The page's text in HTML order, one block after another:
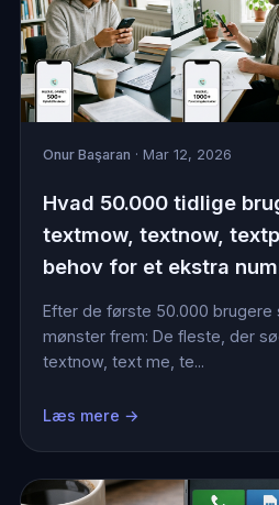
Onur Başaran · Mar 12, 2026
Hvad 50.000 tidlige
textmow, textnow,
behov for et ekstra
Efter de første 50.000
mønster frem: De fleste, der
textnow, text me, te...
Læs mere →